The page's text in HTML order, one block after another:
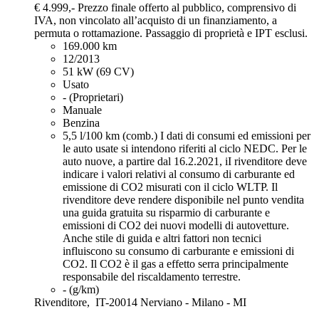
€ 4.999,- Prezzo finale offerto al pubblico, comprensivo di
IVA, non vincolato all’acquisto di un finanziamento, a
permuta o rottamazione. Passaggio di proprietà e IPT esclusi.
169.000 km
12/2013
51 kW (69 CV)
Usato
- (Proprietari)
Manuale
Benzina
5,5 l/100 km (comb.) I dati di consumi ed emissioni per
le auto usate si intendono riferiti al ciclo NEDC. Per le
auto nuove, a partire dal 16.2.2021, iI rivenditore deve
indicare i valori relativi al consumo di carburante ed
emissione di CO2 misurati con il ciclo WLTP. Il
rivenditore deve rendere disponibile nel punto vendita
una guida gratuita su risparmio di carburante e
emissioni di CO2 dei nuovi modelli di autovetture.
Anche stile di guida e altri fattori non tecnici
influiscono su consumo di carburante e emissioni di
CO2. Il CO2 è il gas a effetto serra principalmente
responsabile del riscaldamento terrestre.
- (g/km)
Rivenditore, IT-20014 Nerviano - Milano - MI